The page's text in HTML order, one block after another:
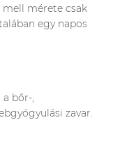
mell mérete csak
egy napos
bőr-,
zavar.